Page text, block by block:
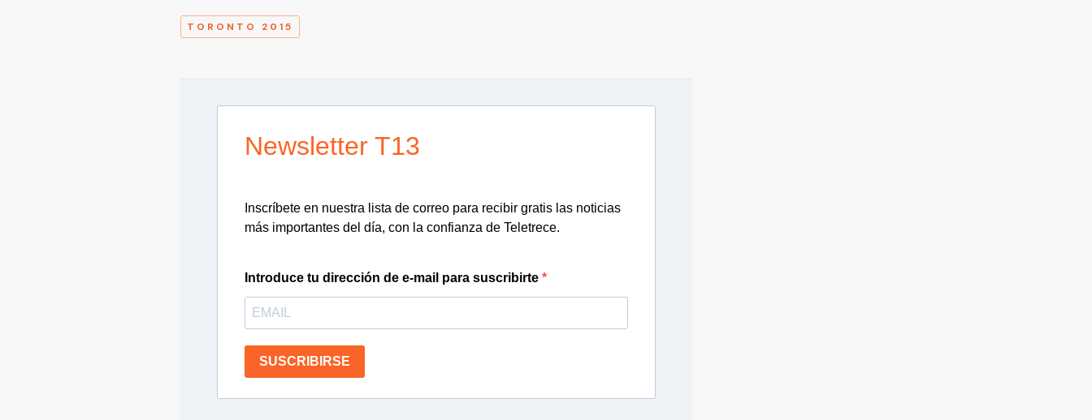
TORONTO 2015
Newsletter T13
Inscríbete en nuestra lista de correo para recibir gratis las noticias
más importantes del día, con la confianza de Teletrece.
Introduce tu dirección de e-mail para suscribirte
SUSCRIBIRSE